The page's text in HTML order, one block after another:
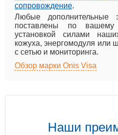
сопровождение.
Любые дополнительные
поставлены по
установкой силами
кожуха, энергомодуля или
с сетью и мониторинга.
Обзор марки Onis Visa
Наши